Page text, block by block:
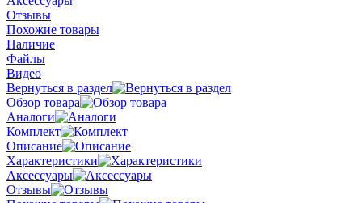
Отзывы
Похожие товары
Наличие
Файлы
Видео
Вернуться в раздел
Обзор товара
Аналоги
Комплект
Описание
Характеристики
Аксессуары
Отзывы